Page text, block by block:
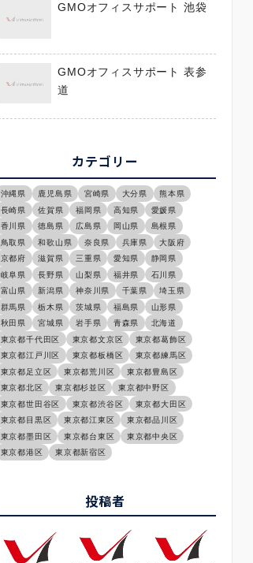
GMOオフィスサポート 池袋
GMOオフィスサポート 表参
道
カテゴリー
沖縄県 鹿児島県 宮崎県 大分県
熊本県
長崎県
佐賀県 福岡県 高知県
愛媛県
香川県
徳島県 広島県 岡山県
島根県
鳥取県
和歌山県 奈良県 兵庫県
大阪府
京都府
滋賀県 三重県 愛知県
静岡県
岐阜県
長野県 山梨県 福井県
石川県
富山県
新潟県 神奈川県 千葉県
埼玉県
群馬県
栃木県 茨城県 福島県
山形県
秋田県
宮城県 岩手県 青森県
北海道
東京都千代田区
東京都文京区
東京都葛飾区
東京都江戸川区
東京都板橋区
東京都練馬区
東京都足立区
東京都荒川区
東京都豊島区
東京都北区
東京都杉並区
東京都中野区
東京都世田谷区
東京都渋谷区
東京都大田区
東京都目黒区
東京都江東区
東京都品川区
東京都墨田区
東京都台東区
東京都中央区
東京都港区
東京都新宿区
投稿者